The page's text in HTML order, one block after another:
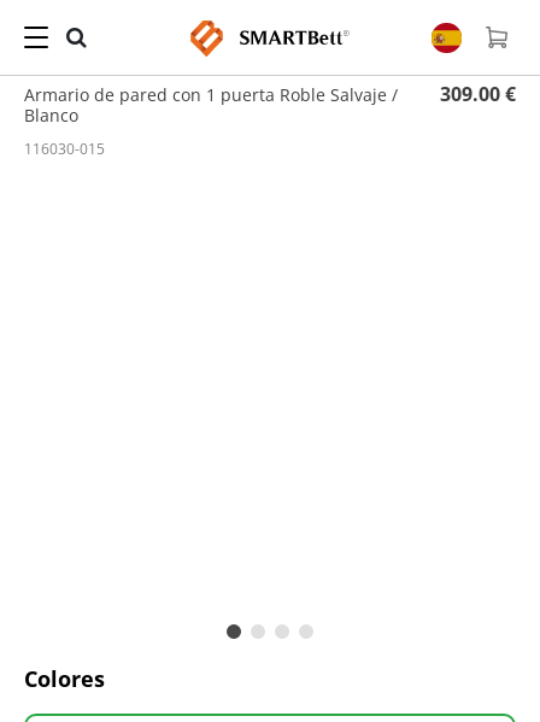
Hogar Armario de Pared / Armario de pared con 1 puerta Roble Salvaje / Blanco
Armario de pared con 1 puerta Roble Salvaje /
Blanco
309.00 €
116030-015
Colores